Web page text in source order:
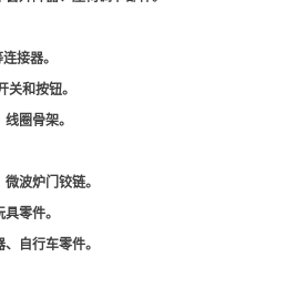
接器。
关和按钮。
圈骨架。
波炉门铰链。
零件。
自行车零件。